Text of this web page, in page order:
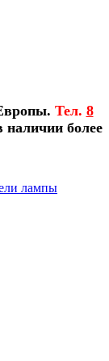
Тел. 8
более
лампы